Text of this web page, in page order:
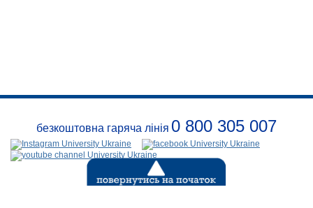
безкоштовна гаряча лінія 0 800 305 007
Про
заклад